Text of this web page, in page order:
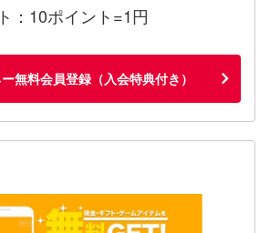
：10ポイント=1円
無料会員登録（入会特典付き）